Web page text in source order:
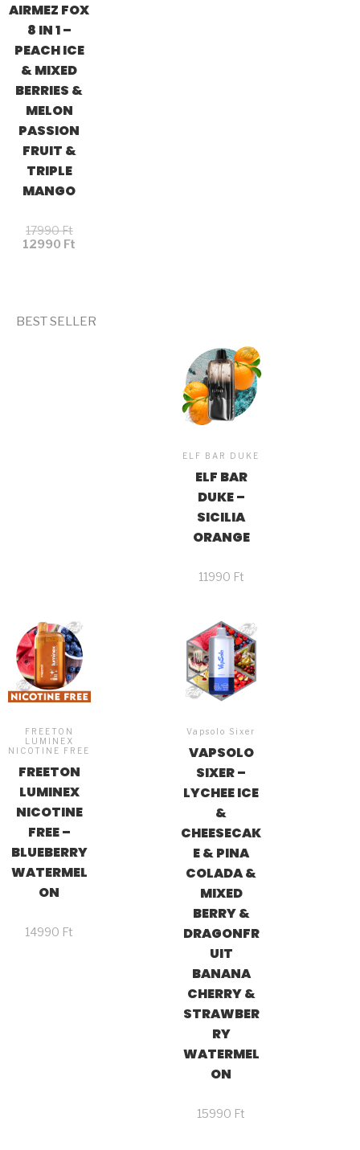
AIRMEZ FOX
8 IN 1 –
PEACH ICE
& MIXED
BERRIES &
MELON
PASSION
FRUIT &
TRIPLE
MANGO
17990Ft
12990 Ft
BEST SELLER
ELF BAR DUKE
ELF BAR
DUKE –
SICILIA
ORANGE
11990 Ft
FREETON
LUMINEX
NICOTINE FREE
FREETON
LUMINEX
NICOTINE
FREE –
BLUEBERRY
WATERMEL
ON
14990 Ft
Vapsolo Sixer
VAPSOLO
SIXER –
LYCHEE ICE
&
CHEESECAK
E & PINA
COLADA &
MIXED
BERRY &
DRAGONFR
UIT
BANANA
CHERRY &
STRAWBER
RY
WATERMEL
ON
15990 Ft